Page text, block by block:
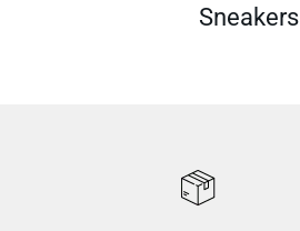
Sneakers